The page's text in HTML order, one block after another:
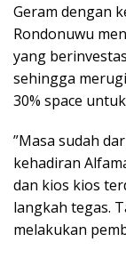
Geram dengan
Rondonuwu
yang
sehingga
30% space
”Masa sudah
kehadiran
dan kios kios
langkah tegas.
melakukan